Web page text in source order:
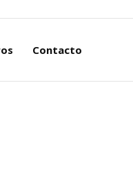
Contacto
Centros Contacto